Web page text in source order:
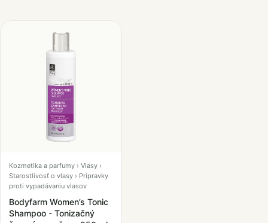
Kozmetika a parfumy › Vlasy ›
Starostlivosť o vlasy › Prípravky
proti vypadávaniu vlasov
Bodyfarm Women’s Tonic
Shampoo - Tonizačný